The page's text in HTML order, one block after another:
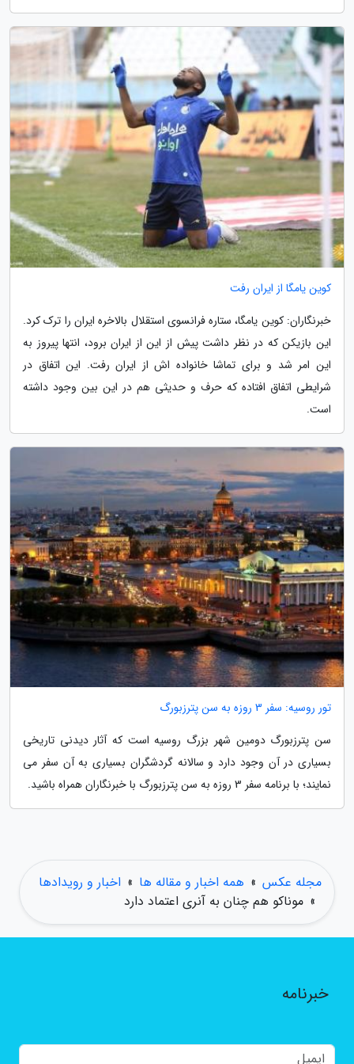
کوین یامگا از ایران رفت
خبرنگاران: کوین یامگا، ستاره فرانسوی استقلال بالاخره ایران را ترک کرد.
این بازیکن که در نظر داشت پیش از این از ایران برود، انتها پیروز به
این امر شد و برای تماشا خانواده اش از ایران رفت. این اتفاق در
شرایطی اتفاق افتاده که حرف و حدیثی هم در این بین وجود داشته
است.
تور روسیه: سفر 3 روزه به سن پترزبورگ
سن پترزبورگ دومین شهر بزرگ روسیه است که آثار دیدنی تاریخی
بسیاری در آن وجود دارد و سالانه گردشگران بسیاری به آن سفر می
نمایند؛ با برنامه سفر 3 روزه به سن پترزبورگ با خبرنگاران همراه باشید.
مجله عکس » همه اخبار و مقاله ها » اخبار و رویدادها
» موناکو هم چنان به آنری اعتماد دارد
خبرنامه